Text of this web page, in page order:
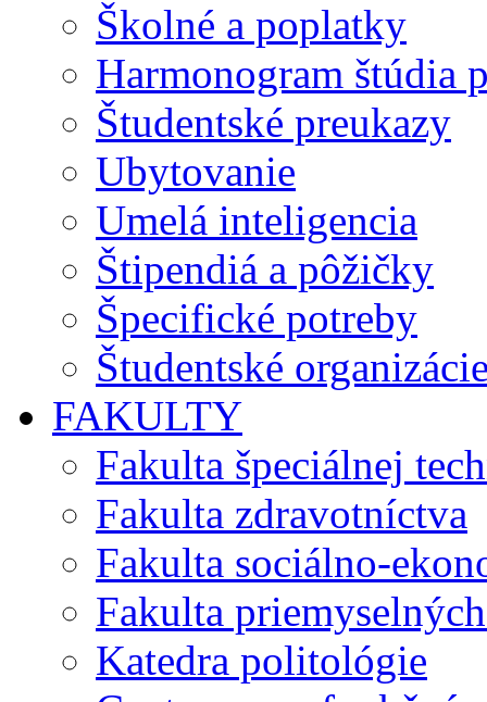
Školné a poplatky
Harmonogram štúdia
Študentské preukazy
Ubytovanie
Umelá inteligencia
Štipendiá a pôžičky
Špecifické potreby
Študentské
FAKULTY
Fakulta špeciálnej
Fakulta zdravotníctva
Fakulta sociálno-
Fakulta
Katedra politológie